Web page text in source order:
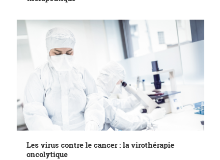
Les virus contre le cancer : la virothérapie
oncolytique